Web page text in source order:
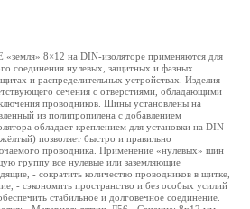
8×12 на DIN-изоляторе применяются для
соединения нулевых, защитных и фазных
и распределительных устройствах. Изделия
сечения с отверстиями, обладающими
проводников. Шины установлены на
из полипропилена с добавлением
обладает креплением для установки на DIN-
позволяет быстро и правильно
проводника. Применение «нулевых» шин
группу все нулевые или заземляющие
- сократить количество проводников в щитке,
- сэкономить пространство и без особых усилий
стабильное и долговечное соединение.